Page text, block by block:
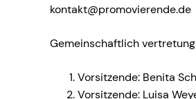
kontakt@promovierende.de
Gemeinschaftlich
Vorsitzende: Benita
Vorsitzende: Luisa